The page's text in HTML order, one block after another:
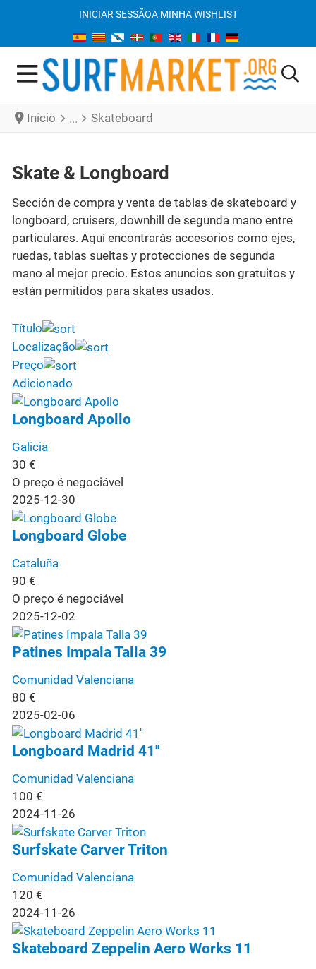
INICIAR SESSÃOA MINHA WISHLIST
Inicio Skateboard
Skate & Longboard
Sección de compra y venta de tablas de skateboard y
longboard, cruisers, downhill de segunda mano entre
particulares. Aquí encontrarás accesorios como ejes,
ruedas, tablas sueltas y protecciones de segunda
mano al mejor precio. Estos anuncios son gratuitos y
están permitidos para skates usados.
Título
Localização
Preço
Adicionado
Longboard Apollo
Galicia
30 €
O preço é negociável
2025-12-30
Longboard Globe
Cataluña
90 €
O preço é negociável
2025-12-02
Patines Impala Talla 39
Comunidad Valenciana
80 €
2025-02-06
Longboard Madrid 41''
Comunidad Valenciana
100 €
2024-11-26
Surfskate Carver Triton
Comunidad Valenciana
120 €
2024-11-26
Skateboard Zeppelin Aero Works 11